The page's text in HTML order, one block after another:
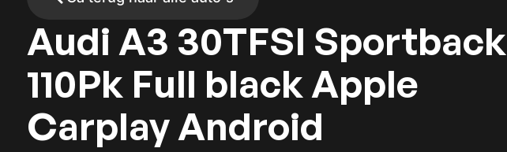
Audi A3 30TFSI Sportback
110Pk Full black Apple
Carplay Android